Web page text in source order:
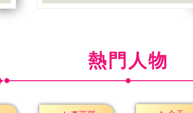
熱門人物